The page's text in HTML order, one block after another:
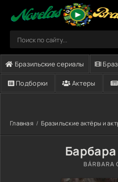
Бразильские сериалы
Подборки Актеры
Главная Бразильские актёры и
BÁRBARA